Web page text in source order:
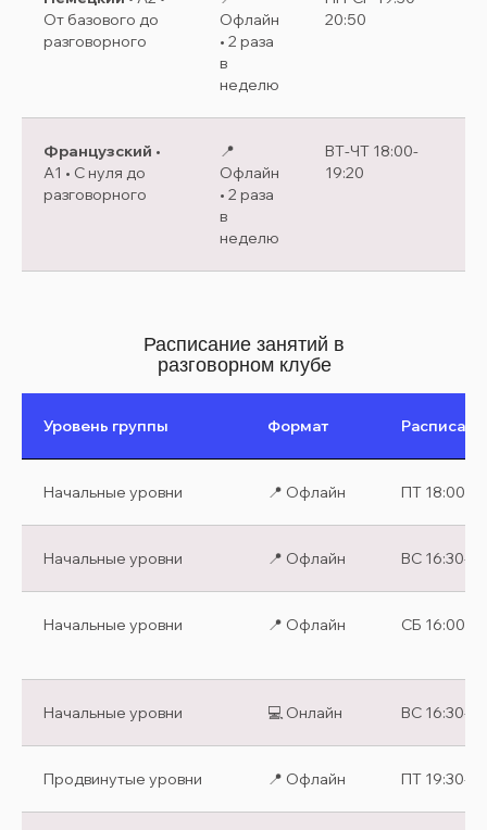
От базового до
разговорного
Офлайн
• 2 раза
в
неделю
20:50
Французский •
A1 • С нуля до
разговорного
📍
Офлайн
• 2 раза
в
неделю
ВТ-ЧТ 18:00-
19:20
Расписание занятий в
разговорном клубе
Уровень группы Формат
Начальные уровни 📍 Офлайн ПТ 18:00-
Начальные уровни 📍 Офлайн ВС 16:30-
Начальные уровни 📍 Офлайн СБ 16:00-
Начальные уровни 💻 Онлайн ВС 16:30-
Продвинутые уровни 📍 Офлайн ПТ 19:30-